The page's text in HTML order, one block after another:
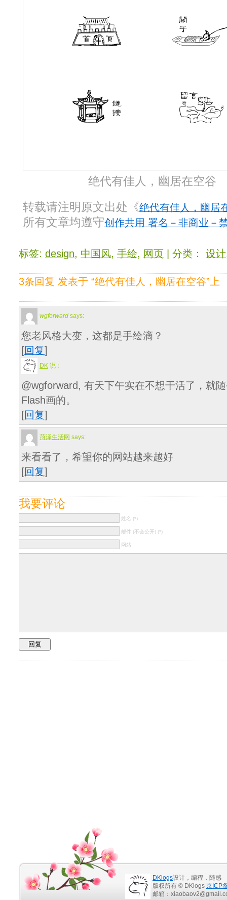
绝代有佳人，幽居在空谷
转载请注明原文出处《绝代有佳人，幽居
所有文章均遵守创作共用 署名－非商业－
标签: design, 中国风, 手绘, 网页 | 分类： 设计
3条回复 发表于 “绝代有佳人，幽居在空谷”上
wgforward says:
您老风格大变，这都是手绘滴？
[回复]
DK 说：
@wgforward, 有天下午实在不想干活了，就
Flash画的。
[回复]
菏泽生活网 says:
来看看了，希望你的网站越来越好
[回复]
我要评论
姓名 (*)
邮件 (不会公开) (*)
网站
DKlogs设计，编程，随感
版权所有 © DKlogs 京ICP
邮箱：